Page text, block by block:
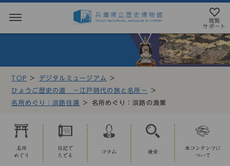
TOP
デジタルミュージアム
ひょうご歴史の道 －江戸時代の旅と名所－
名所めぐり：淡路往還
名所めぐり：淡路の漁業
名所
めぐり
日記で
たどる
コラム 検索
本コンテンツに
ついて
閲覧
サポート
MENU
利用案内
アクセス
テキストにルビを振ることができます
アクセシビリテイについて
文字サイズ設定